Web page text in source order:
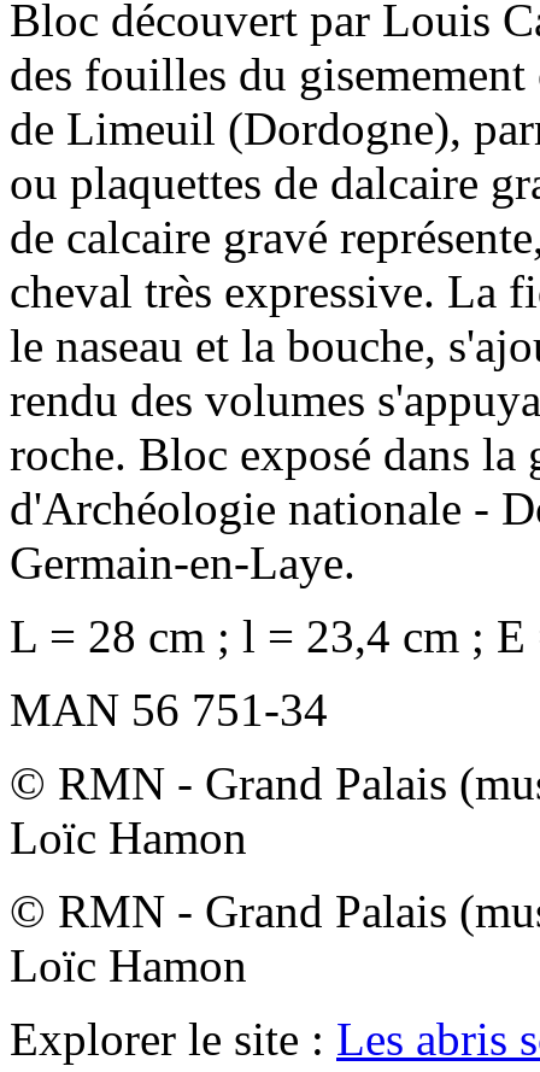
Bloc découvert par Louis
des fouilles du
de Limeuil (Dordogne),
ou plaquettes de dalcaire
de calcaire gravé
cheval très expressive. La
le naseau et la bouche,
rendu des volumes
roche. Bloc exposé dans
d'Archéologie nationale -
Germain-en-Laye.
L = 28 cm ; l = 23,4 cm ; E
MAN 56 751-34
© RMN - Grand Palais
Loïc Hamon
© RMN - Grand Palais
Loïc Hamon
Explorer le site : Les abris